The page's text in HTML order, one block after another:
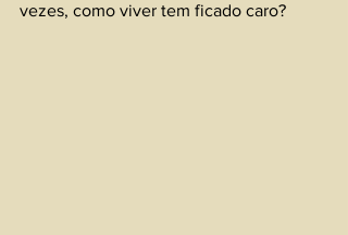
vezes, como viver tem ficado caro?